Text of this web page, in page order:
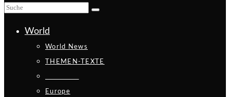
World
World News
THEMEN-TEXTE
Europe